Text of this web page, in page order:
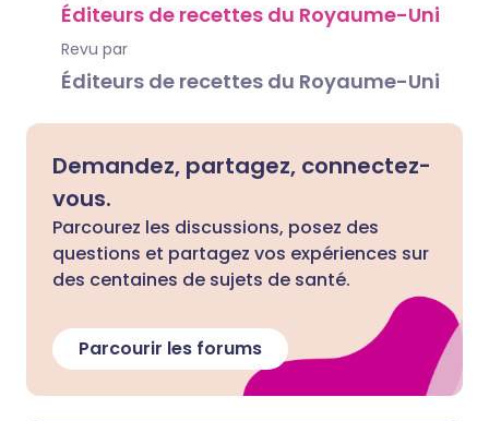
Éditeurs de recettes du Royaume-Uni
Revu par
Éditeurs de recettes du Royaume-Uni
Demandez, partagez, connectez-
vous.
Parcourez les discussions, posez des
questions et partagez vos expériences sur
des centaines de sujets de santé.
Parcourir les forums